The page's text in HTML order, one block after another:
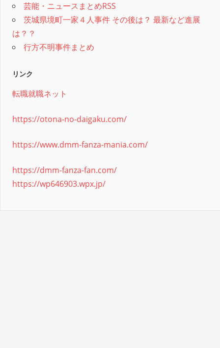
芸能・ニュースまとめRSS
茨城県境町一家４人事件 その後は？ 最新など進展
は？？
行方不明事件まとめ
リンク
転職就職ネット
https://otona-no-daigaku.com/
https://www.dmm-fanza-mania.com/
https://dmm-fanza-fan.com/
https://wp646903.wpx.jp/